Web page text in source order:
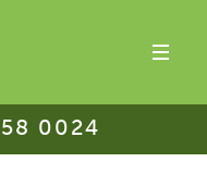
0024